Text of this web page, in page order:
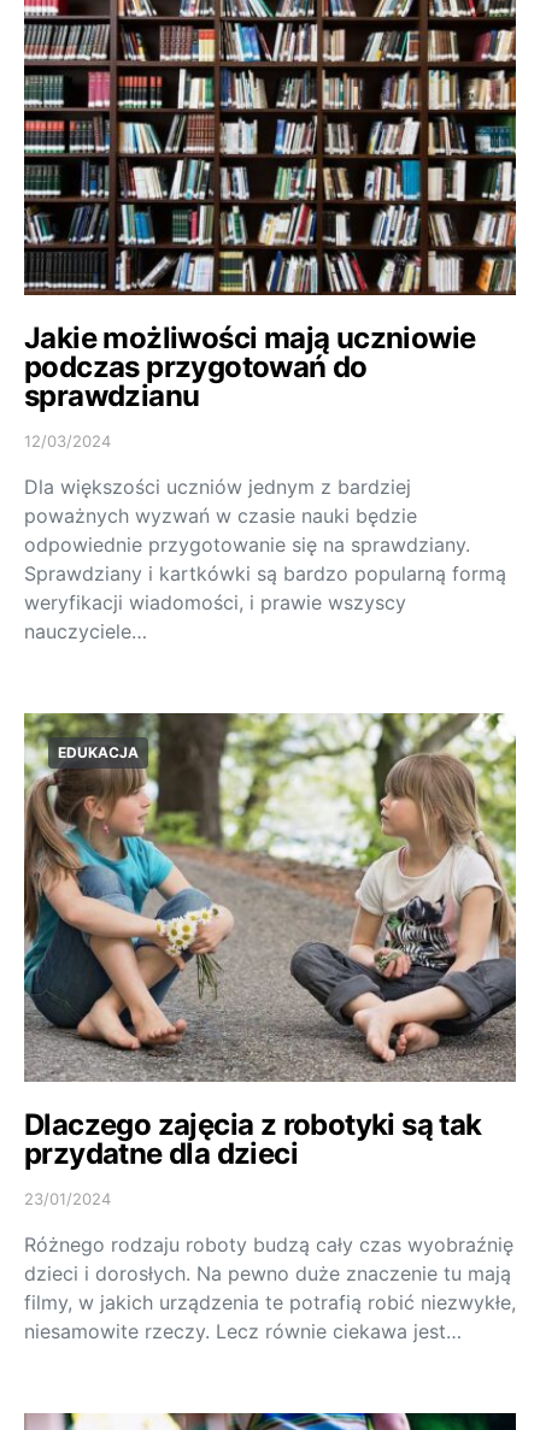
Jakie możliwości mają uczniowie
podczas przygotowań do
sprawdzianu
12/03/2024
Dla większości uczniów jednym z bardziej
poważnych wyzwań w czasie nauki będzie
odpowiednie przygotowanie się na sprawdziany.
Sprawdziany i kartkówki są bardzo popularną formą
weryfikacji wiadomości, i prawie wszyscy
nauczyciele…
EDUKACJA
Dlaczego zajęcia z robotyki są tak
przydatne dla dzieci
23/01/2024
Różnego rodzaju roboty budzą cały czas wyobraźnię
dzieci i dorosłych. Na pewno duże znaczenie tu mają
filmy, w jakich urządzenia te potrafią robić niezwykłe,
niesamowite rzeczy. Lecz równie ciekawa jest…